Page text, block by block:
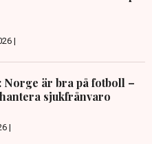
|
Norge är bra på fotboll –
sjukfrånvaro
|